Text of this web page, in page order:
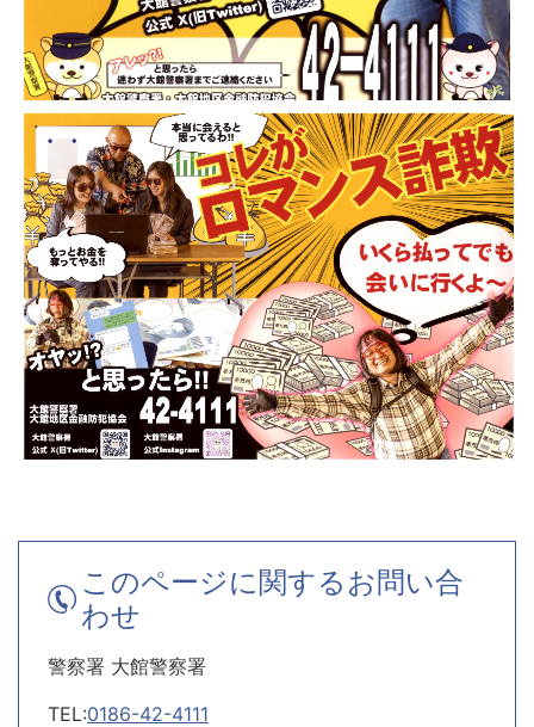
このページに関するお問い合
わせ
警察署 大館警察署
TEL:0186-42-4111